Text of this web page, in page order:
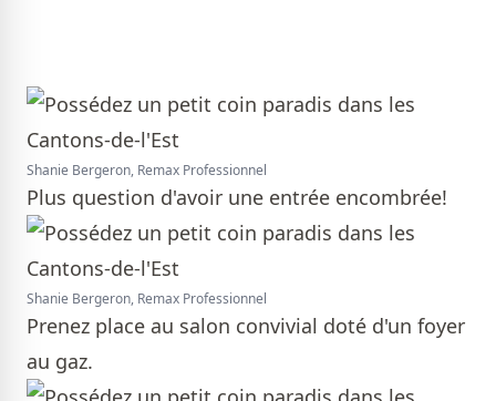
Shanie Bergeron, Remax Professionnel
Plus question d'avoir une entrée encombrée!
Shanie Bergeron, Remax Professionnel
Prenez place au salon convivial doté d'un foyer
au gaz.